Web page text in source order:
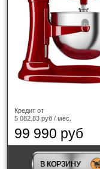
Кредит от
5 082.83 руб / мес.
99 990 руб
В КОРЗИНУ